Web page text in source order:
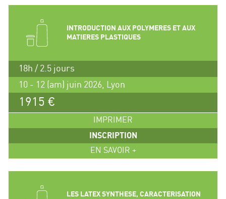
INTRODUCTION AUX POLYMERES ET AUX
MATIERES PLASTIQUES
18h / 2.5 jours
10 - 12 (am) juin 2026, Lyon
1915 €
IMPRIMER
INSCRIPTION
EN SAVOIR +
LES LATEX SYNTHESE, CARACTERISATION